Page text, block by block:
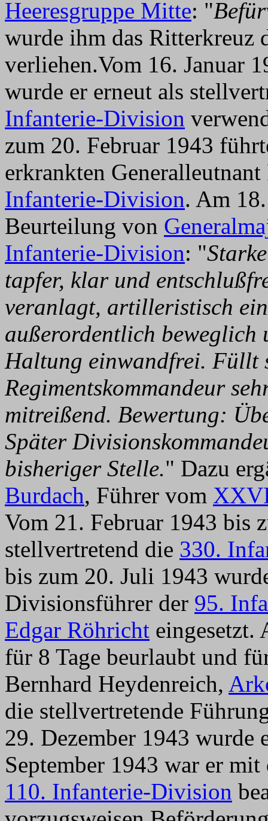
Heeresgruppe Mitte: "
wurde ihm das Ritterkreuz
verliehen.Vom 16. Januar
wurde er erneut als
Infanterie-Division
zum 20. Februar 1943
erkrankten
Infanterie-Division. Am
Beurteilung von
Infanterie-Division: "
tapfer, klar und
veranlagt, artilleristisch
außerordentlich
Haltung einwandfrei. Füllt
Regimentskommandeur
mitreißend. Bewertung:
Später
bisheriger Stelle." Dazu
Burdach, Führer vom
Vom 21. Februar 1943 bis
stellvertretend die 330.
bis zum 20. Juli 1943
Divisionsführer der 95.
Edgar Röhricht eingesetzt.
für 8 Tage beurlaubt und
Bernhard Heydenreich,
die stellvertretende
29. Dezember 1943
September 1943 war er
110. Infanterie-Division